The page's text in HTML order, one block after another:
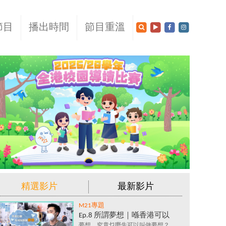
播出時間 節目重溫
精選影片 最新影片
M21專題
Ep.8 所謂夢想｜喺香港可以